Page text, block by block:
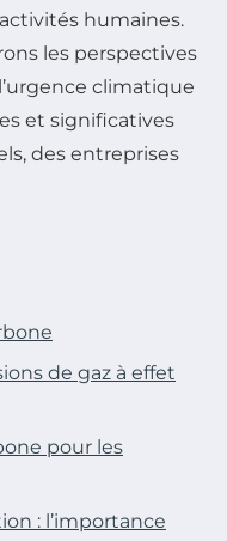
humaines.
les perspectives
climatique
et significatives
des entreprises
de gaz à effet
pour les
: l’importance